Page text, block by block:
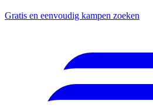
Gratis en eenvoudig kampen zoeken